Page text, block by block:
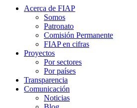
Acerca de FIAP
Somos
Patronato
Comisión Permanente
FIAP en cifras
Proyectos
Por sectores
Por países
Transparencia
Comunicación
Noticias